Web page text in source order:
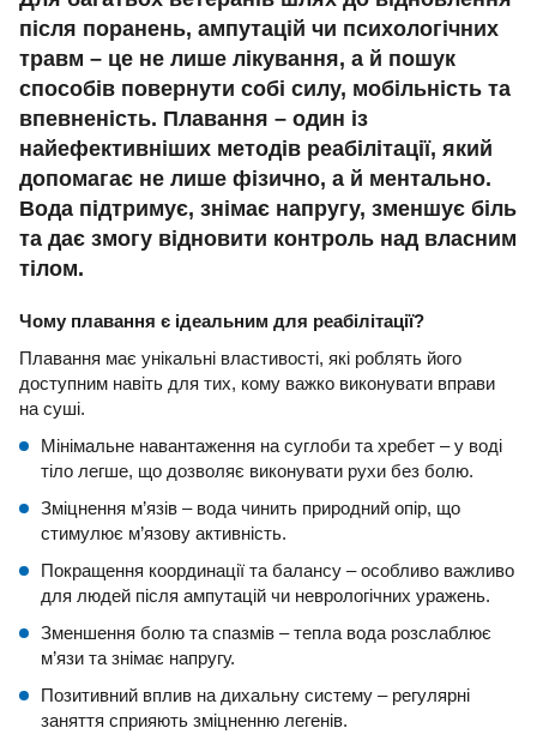
після поранень, ампутацій чи психологічних
травм – це не лише лікування, а й пошук
способів повернути собі силу, мобільність та
впевненість. Плавання – один із
найефективніших методів реабілітації, який
допомагає не лише фізично, а й ментально.
Вода підтримує, знімає напругу, зменшує біль
та дає змогу відновити контроль над власним
тілом.
Чому плавання є ідеальним для реабілітації?
Плавання має унікальні властивості, які роблять його
доступним навіть для тих, кому важко виконувати вправи
на суші.
Мінімальне навантаження на суглоби та хребет – у воді
тіло легше, що дозволяє виконувати рухи без болю.
Зміцнення м’язів – вода чинить природний опір, що
стимулює м’язову активність.
Покращення координації та балансу – особливо важливо
для людей після ампутацій чи неврологічних уражень.
Зменшення болю та спазмів – тепла вода розслаблює
м’язи та знімає напругу.
Позитивний вплив на дихальну систему – регулярні
заняття сприяють зміцненню легенів.